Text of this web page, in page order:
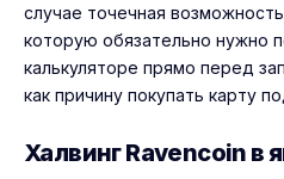
случае точечная
которую обязательно нужно
калькуляторе прямо перед
как причину покупать карту
Халвинг Ravencoin в